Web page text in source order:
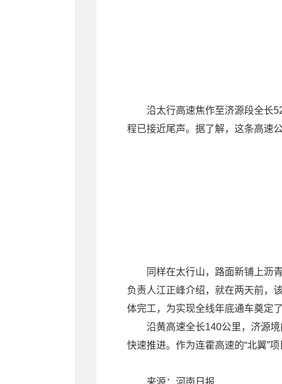
沿太行高速焦作至济源段全长
程已接近尾声。据了解，这条高速
同样在太行山，路面新铺上沥
负责人江正峰介绍，就在两天前，
体完工，为实现全线年底通车奠定了
沿黄高速全长140公里，济源
快速推进。作为连霍高速的“北翼”